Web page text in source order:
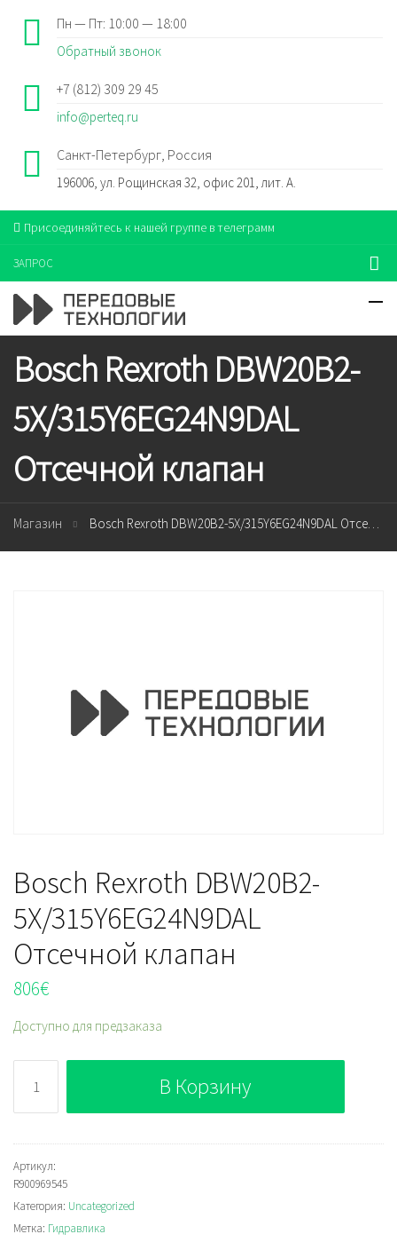
Пн — Пт: 10:00 — 18:00
Обратный звонок
+7 (812) 309 29 45
info@perteq.ru
Санкт-Петербург, Россия
196006, ул. Рощинская 32, офис 201, лит. А.
Присоединяйтесь к нашей группе в телеграмм
ЗАПРОС
Bosch Rexroth DBW20B2-
5X/315Y6EG24N9DAL
Отсечной клапан
Магазин Bosch Rexroth DBW20B2-5X/315Y6EG24N9DAL Отсечной клапан
Bosch Rexroth DBW20B2-
5X/315Y6EG24N9DAL
Отсечной клапан
806€
Доступно для предзаказа
Bosch
Rexroth
DBW20B2-
5X/315Y6EG24N9DAL
Отсечной
клапан
В Корзину
Артикул:
R900969545
Категория: Uncategorized
Метка: Гидравлика